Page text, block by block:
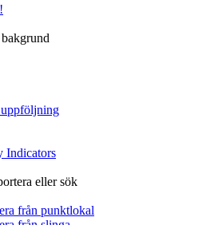
Indicators
eller sök
från punktlokal